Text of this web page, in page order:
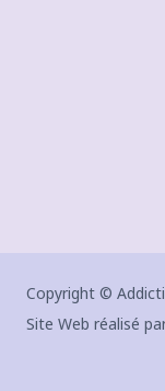
Copyright ©
Site Web réalisé